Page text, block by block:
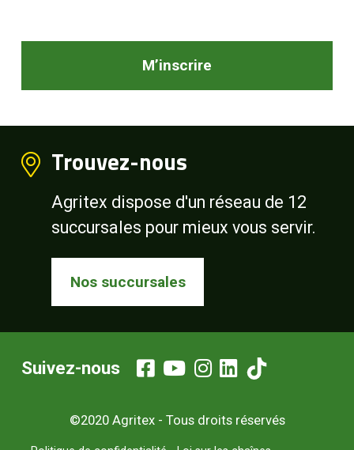
M’inscrire
Trouvez-nous
Agritex dispose d'un réseau de 12
succursales pour mieux vous servir.
Nos succursales
©2020 Agritex - Tous droits réservés
Suivez-nous